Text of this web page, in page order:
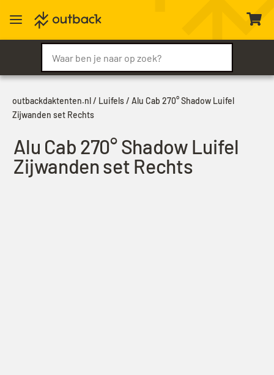
a 
outbackdaktenten.nl/ Luifels/ Alu Cab 270° Shadow Luifel
Zijwanden set Rechts
Alu Cab 270° Shadow Luifel
Zijwanden set Rechts